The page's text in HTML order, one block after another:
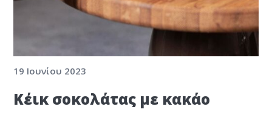
19 Ιουνίου 2023
Κέικ σοκολάτας με κακάο